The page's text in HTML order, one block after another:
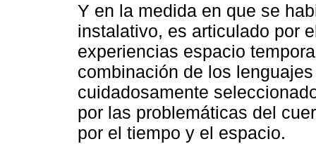
Y en la medida en que se
instalativo, es articulado por
experiencias espacio
combinación de los
cuidadosamente
por las problemáticas del
por el tiempo y el espacio.